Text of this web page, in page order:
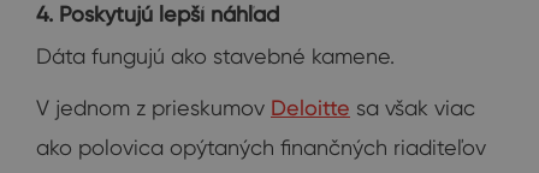
4. Poskytujú lepší náhľad
Dáta fungujú ako stavebné kamene.
V jednom z prieskumov Deloitte sa však viac
ako polovica opýtaných finančných riaditeľov